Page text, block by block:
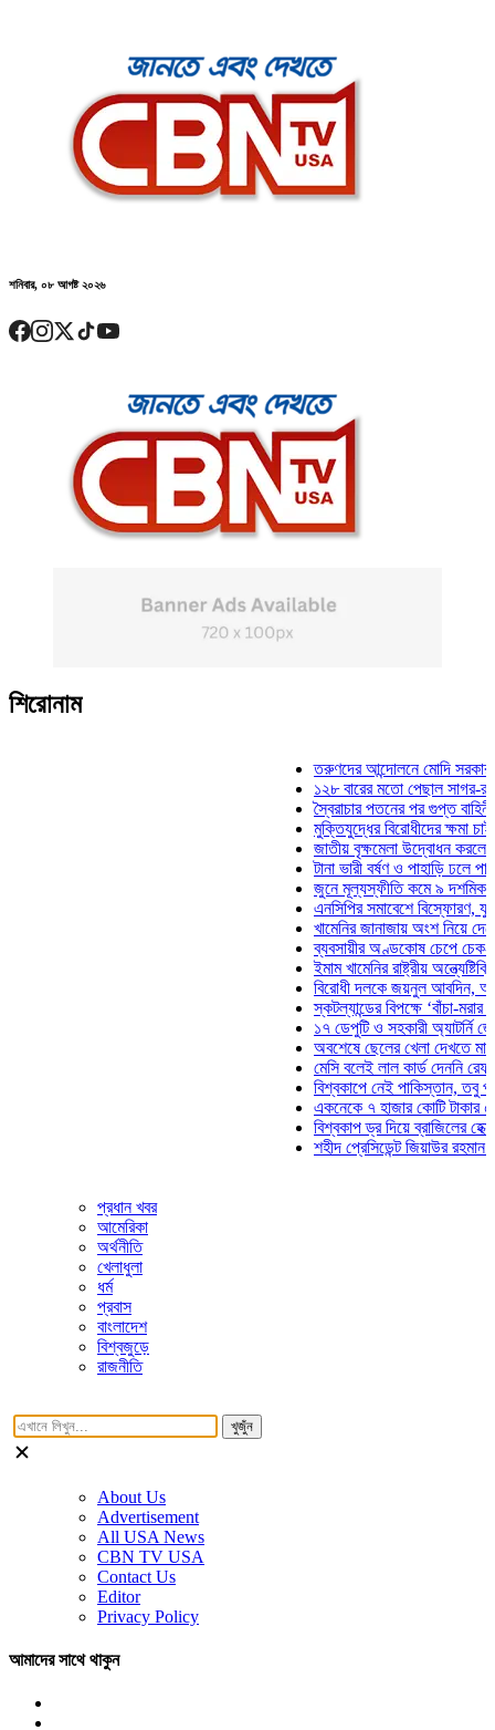
শনিবার, ০৮ আগষ্ট ২০২৬
শিরোনাম
তরুণদের আন্দোলনে মোদি সরকার দুর্বল
১২৮ বারের মতো পেছাল সাগর-রুনি
স্বৈরাচার পতনের পর গুপ্ত বাহিনীর
মুক্তিযুদ্ধের বিরোধীদের ক্ষমা চাইতে
জাতীয় বৃক্ষমেলা উদ্বোধন করলেন
টানা ভারী বর্ষণ ও পাহাড়ি ঢলে পানিবন্দি
জুনে মূল্যস্ফীতি কমে ৯ দশমিক ১৬
এনসিপির সমাবেশে বিস্ফোরণ,
খামেনির জানাজায় অংশ নিয়ে দেশে
ব্যবসায়ীর অণ্ডকোষ চেপে চেক-
ইমাম খামেনির রাষ্ট্রীয়
বিরোধী দলকে জয়নুল আবদিন, আপনারা
স্কটল্যান্ডের বিপক্ষে ‘বাঁচা-মরার
১৭ ডেপুটি ও সহকারী অ্যাটর্নি
অবশেষে ছেলের খেলা দেখতে মাঠে
মেসি বলেই লাল কার্ড দেননি রেফারি!
বিশ্বকাপে নেই পাকিস্তান, তবু
একনেকে ৭ হাজার কোটি টাকার ৫
বিশ্বকাপ ড্র দিয়ে ব্রাজিলের হেক্সা
শহীদ প্রেসিডেন্ট জিয়াউর রহমান
প্রধান খবর
আমেরিকা
অর্থনীতি
খেলাধুলা
ধর্ম
প্রবাস
বাংলাদেশ
বিশ্বজুড়ে
রাজনীতি
খুজুঁন
About Us
Advertisement
All USA News
CBN TV USA
Contact Us
Editor
Privacy Policy
আমাদের সাথে থাকুন